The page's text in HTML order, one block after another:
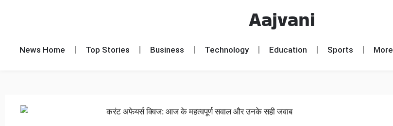
Aajvani
News Home Top Stories Business Technology Education Sports More